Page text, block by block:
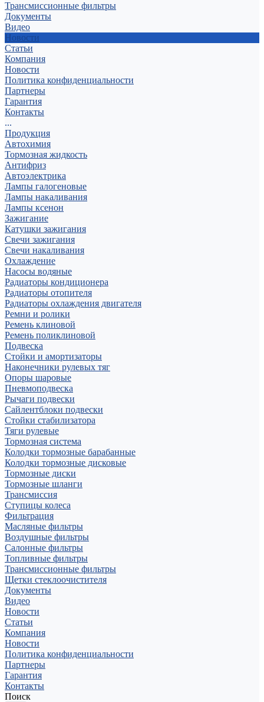
Трансмиссионные фильтры
Документы
Видео
Новости
Статьи
Компания
Новости
Политика конфиденциальности
Партнеры
Гарантия
Контакты
...
Продукция
Автохимия
Тормозная жидкость
Антифриз
Автоэлектрика
Лампы галогеновые
Лампы накаливания
Лампы ксенон
Зажигание
Катушки зажигания
Свечи зажигания
Свечи накаливания
Охлаждение
Насосы водяные
Радиаторы кондиционера
Радиаторы отопителя
Радиаторы охлаждения двигателя
Ремни и ролики
Ремень клиновой
Ремень поликлиновой
Подвеска
Стойки и амортизаторы
Наконечники рулевых тяг
Опоры шаровые
Пневмоподвеска
Рычаги подвески
Сайлентблоки подвески
Стойки стабилизатора
Тяги рулевые
Тормозная система
Колодки тормозные барабанные
Колодки тормозные дисковые
Тормозные диски
Тормозные шланги
Трансмиссия
Ступицы колеса
Фильтрация
Масляные фильтры
Воздушные фильтры
Салонные фильтры
Топливные фильтры
Трансмиссионные фильтры
Щетки стеклоочистителя
Документы
Видео
Новости
Статьи
Компания
Новости
Политика конфиденциальности
Партнеры
Гарантия
Контакты
Поиск